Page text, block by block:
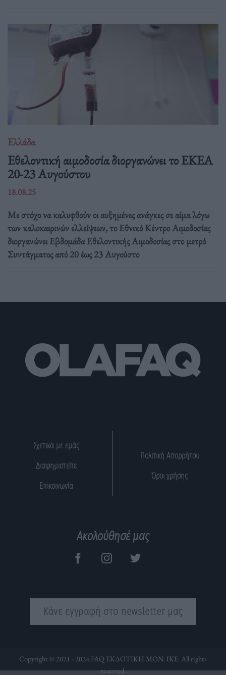
Ελλάδα
Eθελοντική αιμοδοσία διοργανώνει το ΕΚΕΑ
20-23 Αυγούστου
18.08.25
Με στόχο να καλυφθούν οι αυξημένες ανάγκες σε αίμα λόγω
των καλοκαιρινών ελλείψεων, το Εθνικό Κέντρο Αιμοδοσίας
διοργανώνει Εβδομάδα Εθελοντικής Αιμοδοσίας στο μετρό
Συντάγματος από 20 έως 23 Αυγούστο
Σχετικά με εμάς
Διαφημιστείτε
Επικοινωνία
Πολιτική Απορρήτου
Όροι χρήσης
Ακολούθησέ μας
Κάνε εγγραφή στο newsletter μας
Copyright © 2021 - 2024 FAQ ΕΚΔΟΤΙΚΗ ΜΟΝ. ΙΚΕ. All rights
reserved.